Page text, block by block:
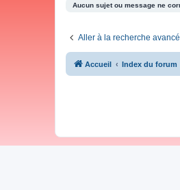
Aucun sujet ou message ne
Aller à la recherche
Accueil Index du forum